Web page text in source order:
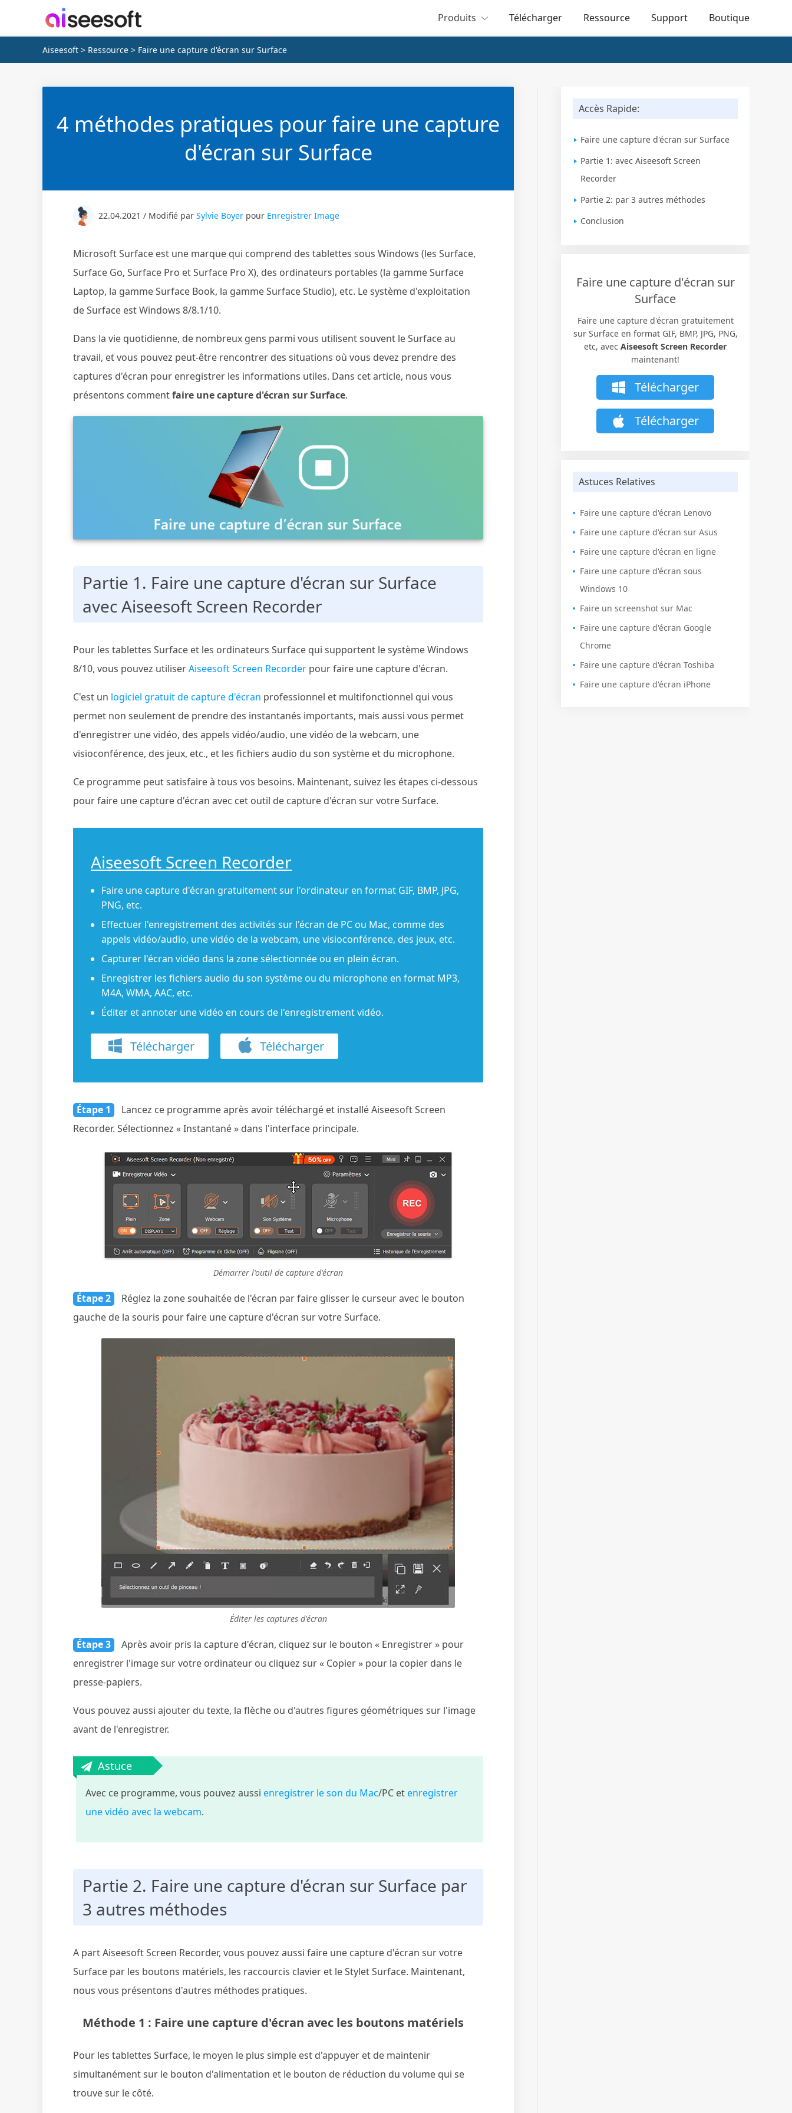
Produits Télécharger Ressource Support Boutique
Aiseesoft > Ressource > Faire une capture d'écran sur Surface
Accès Rapide:
Faire une capture d'écran sur Surface
Partie 1: avec Aiseesoft Screen
Recorder
Partie 2: par 3 autres méthodes
Conclusion
Faire une capture d'écran sur
Surface
Faire une capture d'écran gratuitement
sur Surface en format GIF, BMP, JPG, PNG,
etc, avec Aiseesoft Screen Recorder
maintenant!
Télécharger
Télécharger
Astuces Relatives
Faire une capture d'écran Lenovo
Faire une capture d'écran sur Asus
Faire une capture d'écran en ligne
Faire une capture d'écran sous
Windows 10
Faire un screenshot sur Mac
Faire une capture d'écran Google
Chrome
Faire une capture d'écran Toshiba
Faire une capture d'écran iPhone
4 méthodes pratiques pour faire une capture
d'écran sur Surface
22.04.2021 / Modifié par Sylvie Boyer pour Enregistrer Image
Microsoft Surface est une marque qui comprend des tablettes sous Windows (les Surface,
Surface Go, Surface Pro et Surface Pro X), des ordinateurs portables (la gamme Surface
Laptop, la gamme Surface Book, la gamme Surface Studio), etc. Le système d'exploitation
de Surface est Windows 8/8.1/10.
Dans la vie quotidienne, de nombreux gens parmi vous utilisent souvent le Surface au
travail, et vous pouvez peut-être rencontrer des situations où vous devez prendre des
captures d'écran pour enregistrer les informations utiles. Dans cet article, nous vous
présentons commentfaire une capture d'écran sur Surface.
Partie 1. Faire une capture d'écran sur Surface
avec Aiseesoft Screen Recorder
Pour les tablettes Surface et les ordinateurs Surface qui supportent le système Windows
8/10, vous pouvez utiliserAiseesoft Screen Recorder pour faire une capture d'écran.
C'est un logiciel gratuit de capture d'écran professionnel et multifonctionnel qui vous
permet non seulement de prendre des instantanés importants, mais aussi vous permet
d'enregistrer une vidéo, des appels vidéo/audio, une vidéo de la webcam, une
visioconférence, des jeux, etc., et les fichiers audio du son système et du microphone.
Ce programme peut satisfaire à tous vos besoins. Maintenant, suivez les étapes ci-dessous
pour faire une capture d'écran avec cet outil de capture d'écran sur votre Surface.
Aiseesoft Screen Recorder
Faire une capture d'écran gratuitement sur l'ordinateur en format GIF, BMP, JPG,
PNG, etc.
Effectuer l'enregistrement des activités sur l'écran de PC ou Mac, comme des
appels vidéo/audio, une vidéo de la webcam, une visioconférence, des jeux, etc.
Capturer l'écran vidéo dans la zone sélectionnée ou en plein écran.
Enregistrer les fichiers audio du son système ou du microphone en format MP3,
M4A, WMA, AAC, etc.
Éditer et annoter une vidéo en cours de l'enregistrement vidéo.
Télécharger Télécharger
Étape 1
Lancez ce programme après avoir téléchargé et installé Aiseesoft Screen
Recorder. Sélectionnez « Instantané » dans l'interface principale.
Démarrer l'outil de capture d'écran
Étape 2
Réglez la zone souhaitée de l'écran par faire glisser le curseur avec le bouton
gauche de la souris pour faire une capture d'écran sur votre Surface.
Éditer les captures d'écran
Étape 3
Après avoir pris la capture d'écran, cliquez sur le bouton « Enregistrer » pour
enregistrer l'image sur votre ordinateur ou cliquez sur « Copier » pour la copier dans le
presse-papiers.
Vous pouvez aussi ajouter du texte, la flèche ou d'autres figures géométriques sur l'image
avant de l'enregistrer.
Astuce
Avec ce programme, vous pouvez aussi enregistrer le son du Mac/PC etenregistrer
une vidéo avec la webcam.
Partie 2. Faire une capture d'écran sur Surface par
3 autres méthodes
A part Aiseesoft Screen Recorder, vous pouvez aussi faire une capture d'écran sur votre
Surface par les boutons matériels, les raccourcis clavier et le Stylet Surface. Maintenant,
nous vous présentons d'autres méthodes pratiques.
Méthode 1 : Faire une capture d'écran avec les boutons matériels
Pour les tablettes Surface, le moyen le plus simple est d'appuyer et de maintenir
simultanément sur le bouton d'alimentation et le bouton de réduction du volume qui se
trouve sur le côté.